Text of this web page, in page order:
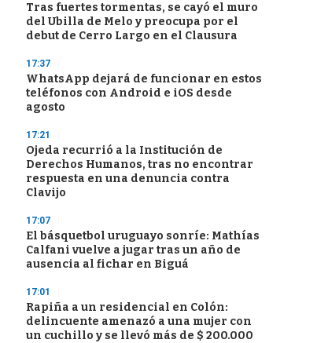
Tras fuertes tormentas, se cayó el muro
del Ubilla de Melo y preocupa por el
debut de Cerro Largo en el Clausura
17:37
WhatsApp dejará de funcionar en estos
teléfonos con Android e iOS desde
agosto
17:21
Ojeda recurrió a la Institución de
Derechos Humanos, tras no encontrar
respuesta en una denuncia contra
Clavijo
17:07
El básquetbol uruguayo sonríe: Mathías
Calfani vuelve a jugar tras un año de
ausencia al fichar en Biguá
17:01
Rapiña a un residencial en Colón:
delincuente amenazó a una mujer con
un cuchillo y se llevó más de $ 200.000